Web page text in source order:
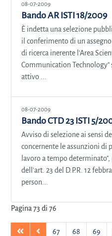
08-07-2009
Bando AR ISTI 18/2009
È indetta una selezione
il conferimento di un
di ricerca inerente l'Area
Communication
attivo ...
08-07-2009
Bando CTD 23 ISTI 5/
Avviso di selezione ai sensi
concernente le assunzioni di
lavoro a tempo
dell'art. 23 del D.P.R. 12
person...
Pagina 73 di 76
67 68 69